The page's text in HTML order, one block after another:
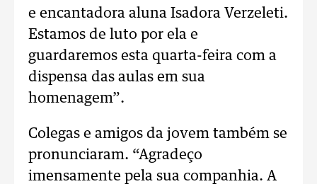
e encantadora aluna Isadora Verzeleti.
Estamos de luto por ela e
guardaremos esta quarta-feira com a
dispensa das aulas em sua
homenagem”.
Colegas e amigos da jovem também se
pronunciaram. “Agradeço
imensamente pela sua companhia. A